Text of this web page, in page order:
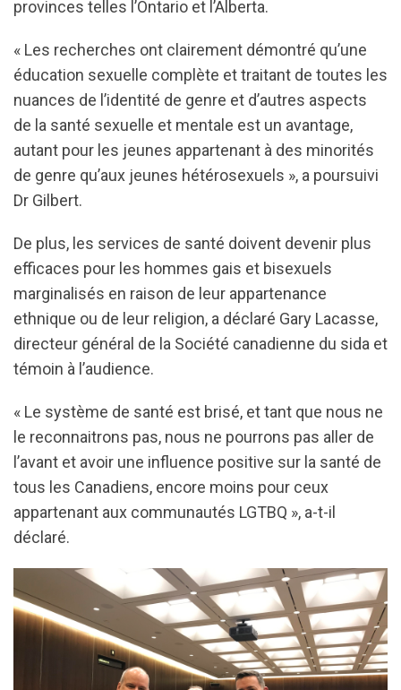
provinces telles l’Ontario et l’Alberta.
« Les recherches ont clairement démontré qu’une
éducation sexuelle complète et traitant de toutes les
nuances de l’identité de genre et d’autres aspects
de la santé sexuelle et mentale est un avantage,
autant pour les jeunes appartenant à des minorités
de genre qu’aux jeunes hétérosexuels », a poursuivi
Dr Gilbert.
De plus, les services de santé doivent devenir plus
efficaces pour les hommes gais et bisexuels
marginalisés en raison de leur appartenance
ethnique ou de leur religion, a déclaré Gary Lacasse,
directeur général de la Société canadienne du sida et
témoin à l’audience.
« Le système de santé est brisé, et tant que nous ne
le reconnaitrons pas, nous ne pourrons pas aller de
l’avant et avoir une influence positive sur la santé de
tous les Canadiens, encore moins pour ceux
appartenant aux communautés LGTBQ », a-t-il
déclaré.